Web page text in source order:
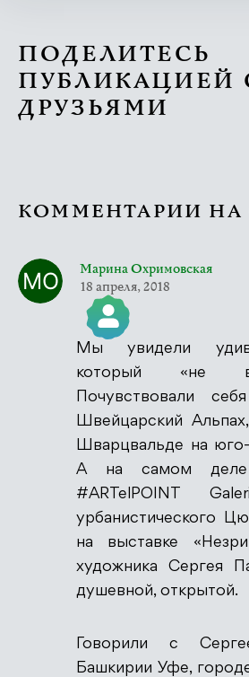
ПОДЕЛИТЕСЬ
ПУБЛИКАЦИЕЙ
ДРУЗЬЯМИ
КОММЕНТАРИИ НА
Марина Охримовская
18 апреля, 2018
Значок &quot;Реальный
Антиспам от CleanTalk
Мы увидели
который «не
Почувствовали
Швейцарский
Шварцвальде на юго-
А на самом деле
#ARTelPOINT
урбанистического
на выставке
художника Сергея
душевной, открытой.
Говорили с
Башкирии Уфе,